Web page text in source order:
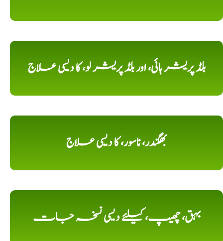
بلڈ پریشر ہائی، اور بلڈ پریشر لو، کا دیسی علاج
بھگندر، ناسور، کا دیسی علاج
بہق، چھیپ، کیلئے دیسی نسخہ جات